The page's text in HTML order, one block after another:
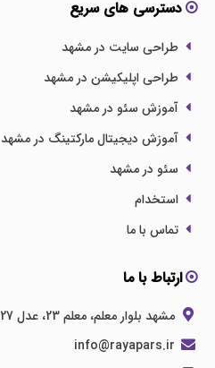
دسترسی های سریع
طراحی سایت در مشهد
طراحی اپلیکیشن در مشهد
آموزش سئو در مشهد
آموزش دیجیتال مارکتینگ در مشهد
سئو در مشهد
استخدام
تماس با ما
ارتباط با ما
مشهد بلوار معلم، معلم 23، عدل 27، پلاک 189